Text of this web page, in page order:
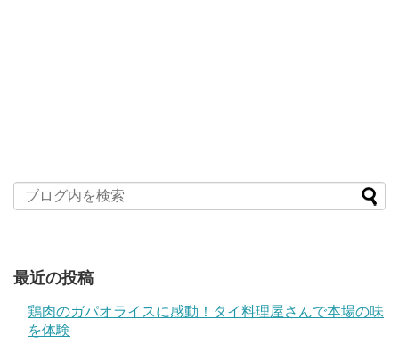
最近の投稿
鶏肉のガパオライスに感動！タイ料理屋さんで本場の味
を体験